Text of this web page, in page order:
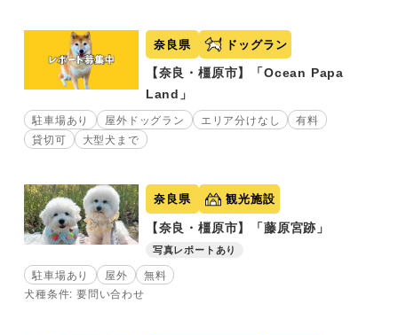
奈良県 ドッグラン
【奈良・橿原市】「Ocean Papa
Land」
駐車場あり 屋外ドッグラン エリア分けなし
有料
貸切可
大型犬まで
奈良県 観光施設
【奈良・橿原市】「藤原宮跡」
写真レポートあり
駐車場あり 屋外
無料
犬種条件: 要問い合わせ